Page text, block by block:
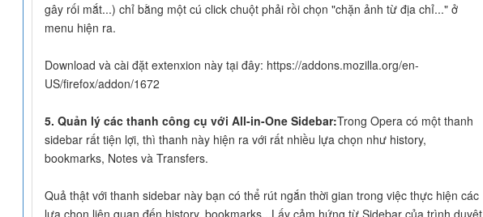
gây rối mắt...) chỉ bằng một cú click chuột phải rồi chọn "chặn ảnh từ địa chỉ..." ở
menu hiện ra.
Download và cài đặt extenxion này tại đây: https://addons.mozilla.org/en-
US/firefox/addon/1672
5. Quản lý các thanh công cụ với All-in-One Sidebar:Trong Opera có một thanh
sidebar rất tiện lợi, thì thanh này hiện ra với rất nhiều lựa chọn như history,
bookmarks, Notes và Transfers.
Quả thật với thanh sidebar này bạn có thể rút ngắn thời gian trong việc thực hiện các